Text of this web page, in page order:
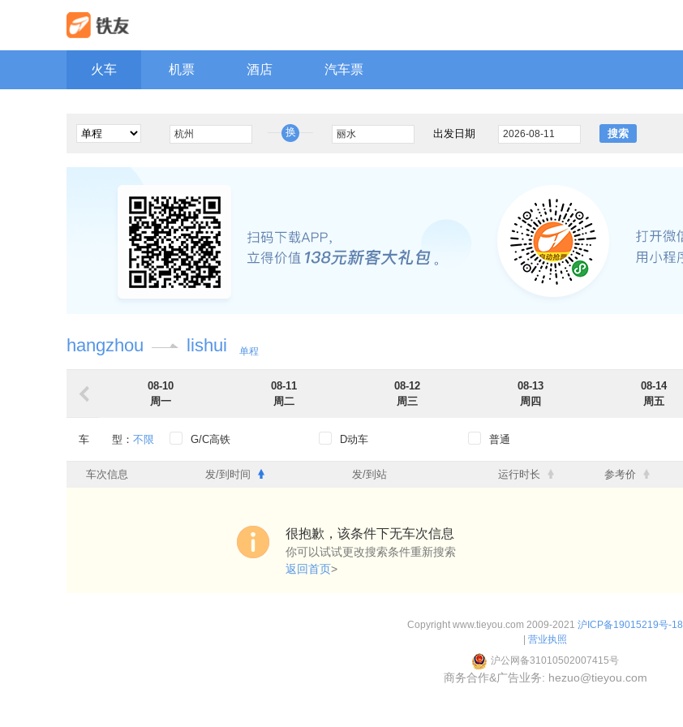
火车 机票 酒店 汽车票
换 出发日期 搜索
hangzhou lishui 单程
08-10
周一
08-11
周二
08-12
周三
08-13
周四
08-14
周五
车 型： 不限 G/C高铁 D动车 普通
出发时段： 0点-6点 6点-12点 12点-18点 18点-24点
车次信息 发/到时间 发/到站 运行时长 参考价
很抱歉，该条件下无车次信息
你可以试试更改搜索条件重新搜索
返回首页>
Copyright www.tieyou.com 2009-2021 沪ICP备19015219号-18
营业执照
沪公网备31010502007415号
商务合作&广告业务: hezuo@tieyou.com